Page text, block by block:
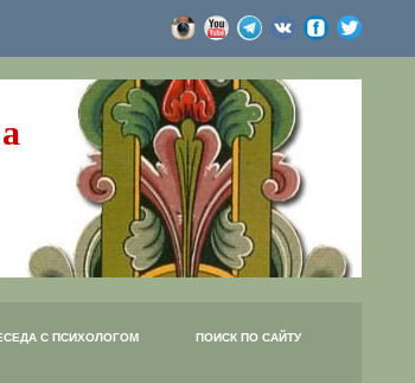
С ПСИХОЛОГОМ ПОИСК ПО САЙТУ